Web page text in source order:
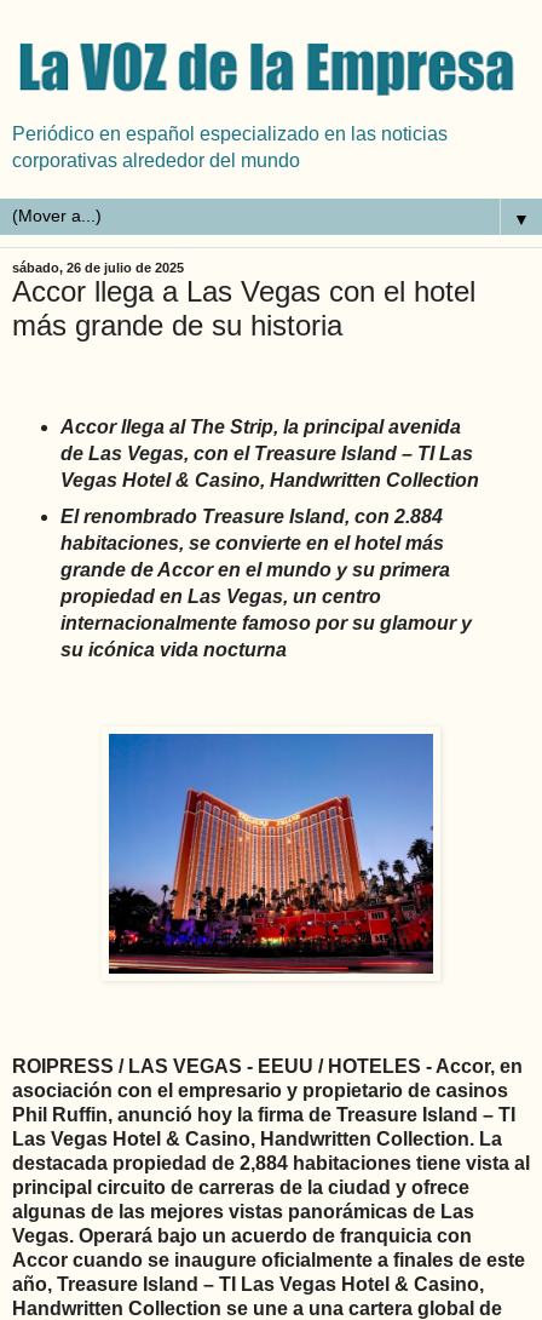
Periódico en español especializado en las noticias
corporativas alrededor del mundo
▼
sábado, 26 de julio de 2025
Accor llega a Las Vegas con el hotel
más grande de su historia
Accor llega al The Strip, la principal avenida
de Las Vegas, con el Treasure Island – TI Las
Vegas Hotel & Casino, Handwritten Collection
El renombrado Treasure Island, con 2.884
habitaciones, se convierte en el hotel más
grande de Accor en el mundo y su primera
propiedad en Las Vegas, un centro
internacionalmente famoso por su glamour y
su icónica vida nocturna
ROIPRESS / LAS VEGAS - EEUU / HOTELES - Accor, en
asociación con el empresario y propietario de casinos
Phil Ruffin, anunció hoy la firma de Treasure Island – TI
Las Vegas Hotel & Casino, Handwritten Collection. La
destacada propiedad de 2,884 habitaciones tiene vista al
principal circuito de carreras de la ciudad y ofrece
algunas de las mejores vistas panorámicas de Las
Vegas. Operará bajo un acuerdo de franquicia con
Accor cuando se inaugure oficialmente a finales de este
año, Treasure Island – TI Las Vegas Hotel & Casino,
Handwritten Collection se une a una cartera global de